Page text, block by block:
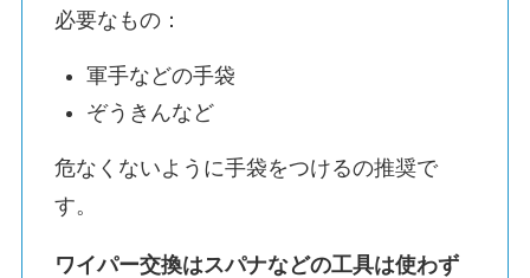
必要なもの：
軍手などの手袋
ぞうきんなど
危なくないように手袋をつけるの推奨で
す。
ワイパー交換はスパナなどの工具は使わず